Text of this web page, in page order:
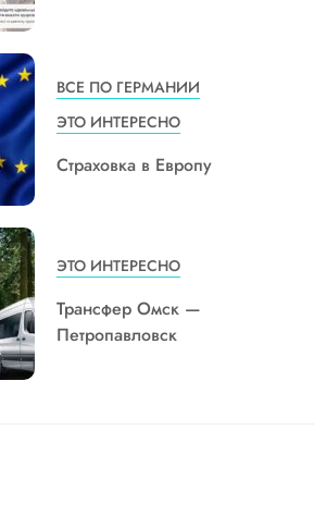
ВСЕ ПО ГЕРМАНИИ
ЭТО ИНТЕРЕСНО
Страховка в Европу
ЭТО ИНТЕРЕСНО
Трансфер Омск —
Петропавловск